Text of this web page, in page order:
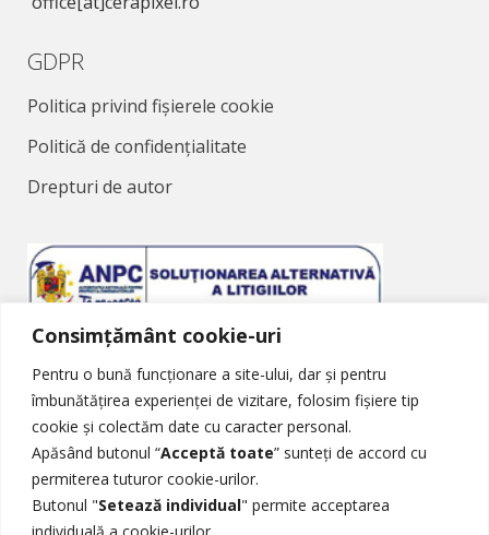
Consimțământ cookie-uri
Pentru o bună funcționare a site-ului, dar și pentru
îmbunătățirea experienței de vizitare, folosim fișiere tip
cookie și colectăm date cu caracter personal.
Apăsând butonul “Acceptă toate” sunteți de accord cu
permiterea tuturor cookie-urilor.
Butonul "Setează individual" permite acceptarea
individuală a cookie-urilor.
GDPR
Politica privind fișierele cookie
Politică de confidențialitate
Drepturi de autor
Soluționarea Alternativă a Litigiilor